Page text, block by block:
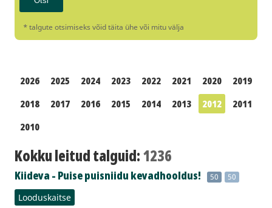
* talgute otsimiseks võid täita ühe või mitu välja
2026 2025 2024 2023 2022 2021 2020
2019
2018
2017 2016 2015 2014 2013 2012
2011
2010
Kokku leitud talguid:1236
Kiideva - Puise puisniidu kevadhooldus! 50 50
Looduskaitse